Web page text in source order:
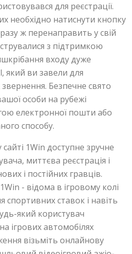
для реєстрації.
необхідно натиснути кнопку
ж перенаправить у свій
з підтримкою
входу дуже
який ви завели для
Безпечне свято
особи на рубежі
електронної пошти або
способу.
1Win доступне зручне
миттєва реєстрація і
і постійних гравців.
- відома в ігровому колі
спортивних ставок і навіть
який користувач
ігрових автомобілях
візьміть онлайнову